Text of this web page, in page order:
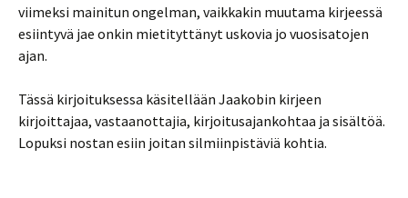
viimeksi mainitun ongelman, vaikkakin muutama kirjeessä
esiintyvä jae onkin mietityttänyt uskovia jo vuosisatojen
ajan.
Tässä kirjoituksessa käsitellään Jaakobin kirjeen
kirjoittajaa, vastaanottajia, kirjoitusajankohtaa ja sisältöä.
Lopuksi nostan esiin joitan silmiinpistäviä kohtia.